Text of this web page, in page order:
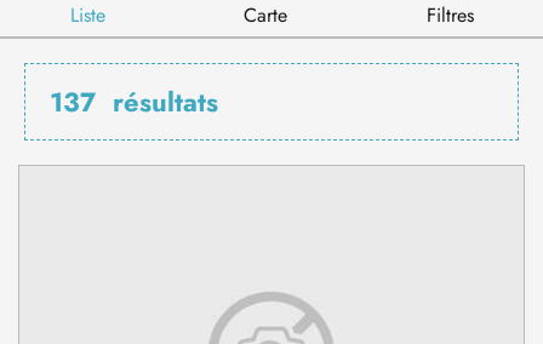
Liste Carte Filtres
137 résultats